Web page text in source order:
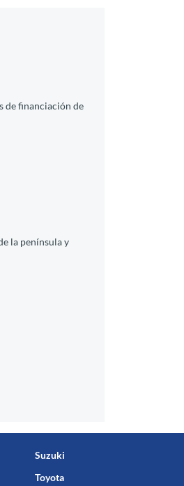
de financiación de
la península y
Suzuki
Toyota